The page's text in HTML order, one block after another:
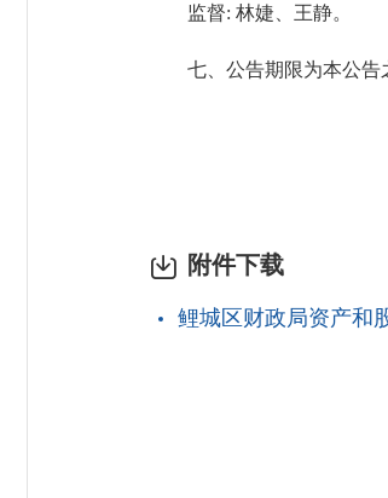
监督: 林婕、王静。
七、公告期限为本公告
泉州市鲤
2024年
附件下载
鲤城区财政局资产和